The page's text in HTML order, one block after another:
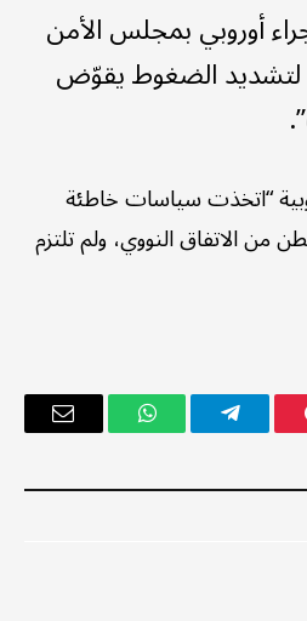
أوروبي بمجلس الأمن
لتشديد الضغوط يقوّض
“اتخذت سياسات خاطئة
من الاتفاق النووي، ولم تلتزم
تيلقرام واتساب
البريد